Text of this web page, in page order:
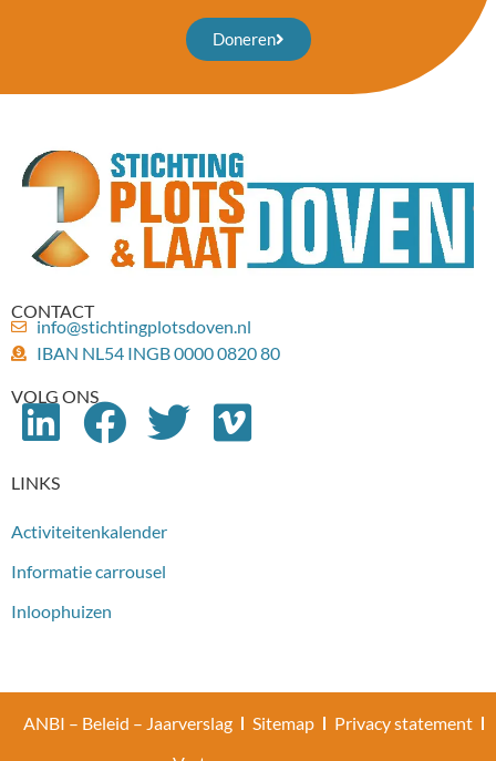
Doneren
CONTACT
info@stichtingplotsdoven.nl
IBAN NL54 INGB 0000 0820 80
VOLG ONS
LINKS
Activiteitenkalender
Informatie carrousel
Inloophuizen
ANBI – Beleid – Jaarverslag Sitemap
Privacy statement